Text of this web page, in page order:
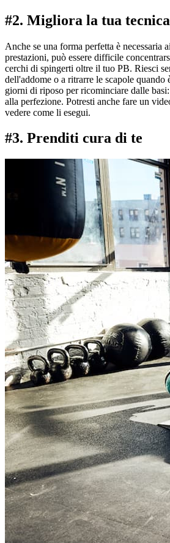
#2. Migliora la tua tecnica
Anche se una forma perfetta è necessaria
prestazioni, può essere difficile
cerchi di spingerti oltre il tuo PB. Riesci
dell'addome o a ritrarre le scapole quando
giorni di riposo per ricominciare dalle
alla perfezione. Potresti anche fare un
vedere come li esegui.
#3. Prenditi cura di te